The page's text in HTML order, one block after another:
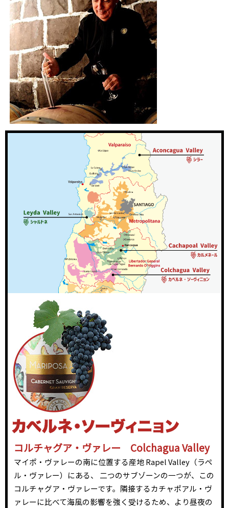
コルチャグア・ヴァレー Colchagua Valley
マイポ・ヴァレーの南に位置する産地 Rapel Valley（ラペ
ル・ヴァレー）にある、 二つのサブゾーンの一つが、この
コルチャグア・ヴァレーです。隣接するカチャポアル・ヴ
ァレーに比べて海風の影響を強く受けるため、より昼夜の